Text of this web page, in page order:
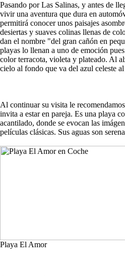
Pasando por Las Salinas, y antes de
vivir una aventura que dura en
permitirá conocer unos paisajes
desiertas y suaves colinas llenas de
dan el nombre "del gran cañón en
playas lo llenan a uno de emoción
color terracota, violeta y plateado. Al
cielo al fondo que va del azul celeste
Al continuar su visita le
invita a estar en pareja. Es una playa
acantilado, donde se evocan las
películas clásicas. Sus aguas son
Playa El Amor